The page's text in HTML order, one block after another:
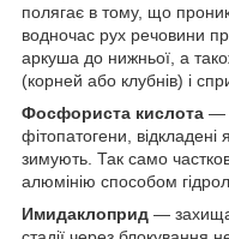
полягає в тому, що
водночас рух речовини
аркуша до нижньої, а
(корней або клубнів) і
Фосфориста кислота —
фітопатогени,
зимують. Так само
алюмінію способом
Имидаклоприд —